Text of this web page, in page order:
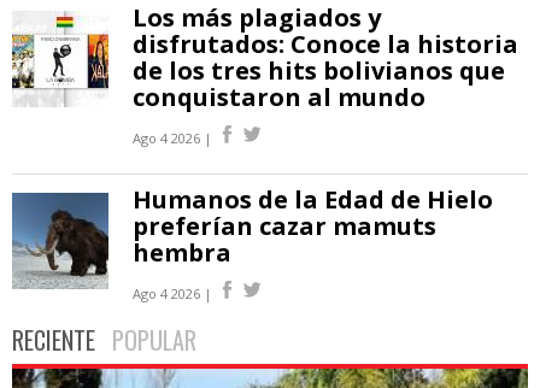
Los más plagiados y
disfrutados: Conoce la historia
de los tres hits bolivianos que
conquistaron al mundo
Ago 4 2026 |
Humanos de la Edad de Hielo
preferían cazar mamuts
hembra
Ago 4 2026 |
RECIENTE POPULAR